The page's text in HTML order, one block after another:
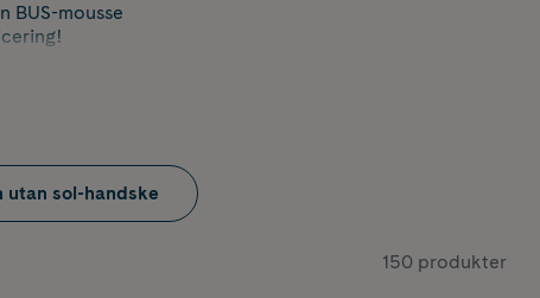
BUS-mousse
ett ämne
ton.
utan sol-handske
150 produkter